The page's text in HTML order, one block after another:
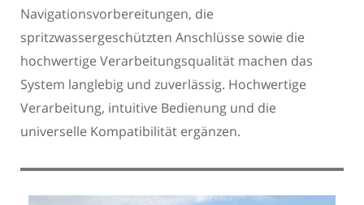
Navigationsvorbereitungen, die
spritzwassergeschützten Anschlüsse sowie die
hochwertige Verarbeitungsqualität machen das
System langlebig und zuverlässig. Hochwertige
Verarbeitung, intuitive Bedienung und die
universelle Kompatibilität ergänzen.